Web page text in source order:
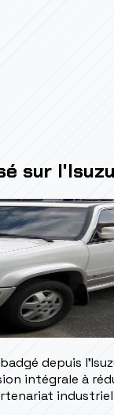
sur
depuis
intégrale à